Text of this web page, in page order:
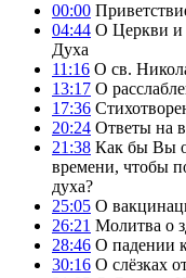
00:00
04:44 О Церкви и
Духа
11:16 О св.
13:17 О
17:36
20:24 Ответы на
21:38 Как бы Вы
времени, чтобы
духа?
25:05 О
26:21 Молитва о
28:46 О падении
30:16 О слёзках